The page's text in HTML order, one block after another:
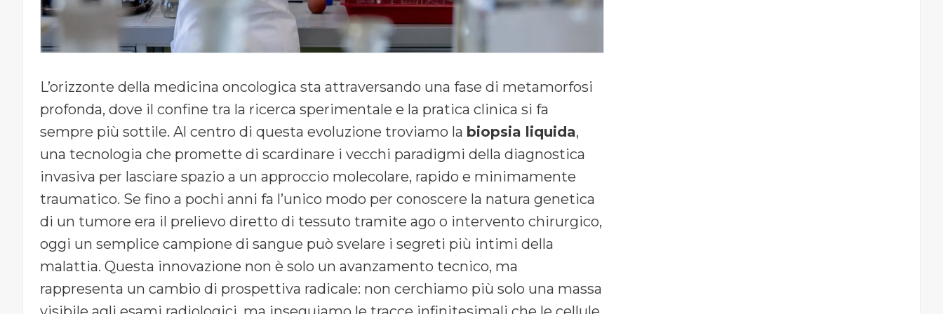
L’orizzonte della medicina oncologica sta attraversando una fase di metamorfosi
profonda, dove il confine tra la ricerca sperimentale e la pratica clinica si fa
sempre più sottile. Al centro di questa evoluzione troviamo la biopsia liquida,
una tecnologia che promette di scardinare i vecchi paradigmi della diagnostica
invasiva per lasciare spazio a un approccio molecolare, rapido e minimamente
traumatico. Se fino a pochi anni fa l’unico modo per conoscere la natura genetica
di un tumore era il prelievo diretto di tessuto tramite ago o intervento chirurgico,
oggi un semplice campione di sangue può svelare i segreti più intimi della
malattia. Questa innovazione non è solo un avanzamento tecnico, ma
rappresenta un cambio di prospettiva radicale: non cerchiamo più solo una massa